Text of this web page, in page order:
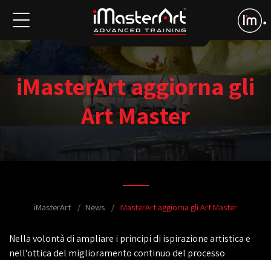
iMasterArt aggiorna gli
Art Master
iMasterArt News iMasterArt aggiorna gli Art Master
Nella volontà di ampliare i principi di ispirazione artistica e
nell'ottica del miglioramento continuo del processo